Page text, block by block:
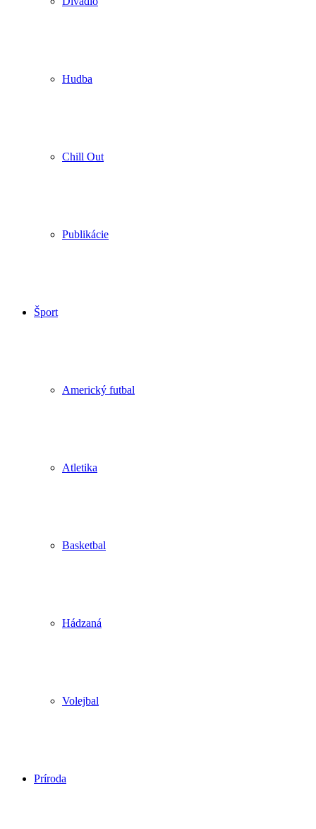
Hudba
Chill Out
Publikácie
Šport
Americký futbal
Atletika
Basketbal
Hádzaná
Volejbal
Príroda